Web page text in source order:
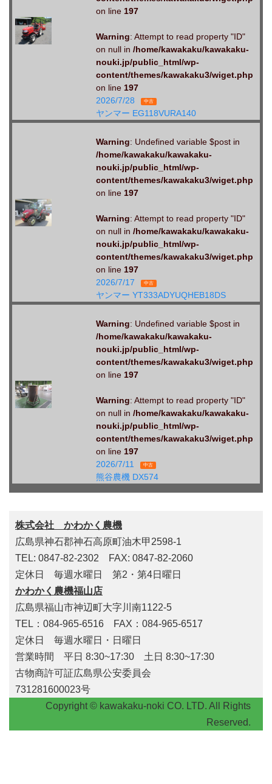
on line 197
Warning: Attempt to read property "ID"
on null in /home/kawakaku/kawakaku-
nouki.jp/public_html/wp-
content/themes/kawakaku3/wiget.php
on line 197
2026/7/28
中古
ヤンマー EG118VURA140
Warning: Undefined variable $post in
/home/kawakaku/kawakaku-
nouki.jp/public_html/wp-
content/themes/kawakaku3/wiget.php
on line 197
Warning: Attempt to read property "ID"
on null in /home/kawakaku/kawakaku-
nouki.jp/public_html/wp-
content/themes/kawakaku3/wiget.php
on line 197
2026/7/17
中古
ヤンマー YT333ADYUQHEB18DS
Warning: Undefined variable $post in
/home/kawakaku/kawakaku-
nouki.jp/public_html/wp-
content/themes/kawakaku3/wiget.php
on line 197
Warning: Attempt to read property "ID"
on null in /home/kawakaku/kawakaku-
nouki.jp/public_html/wp-
content/themes/kawakaku3/wiget.php
on line 197
2026/7/11
中古
熊谷農機 DX574
株式会社 かわかく農機
広島県神石郡神石高原町油木甲2598-1
TEL: 0847-82-2302 FAX: 0847-82-2060
定休日 毎週水曜日 第2・第4日曜日
かわかく農機福山店
広島県福山市神辺町大字川南1122-5
TEL：084-965-6516 FAX：084-965-6517
定休日 毎週水曜日・日曜日
営業時間 平日 8:30~17:30 土日 8:30~17:30
古物商許可証広島県公安委員会
731281600023号
Copyright © kawakaku-noki CO. LTD. All Rights
Reserved.